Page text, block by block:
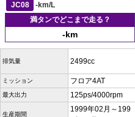
JC08
-km/L
満タンでどこまで走る？
-km
排気量 2499cc
ミッション フロア4AT
最大出力 125ps/4000rpm
生産期間
1999年02月～199